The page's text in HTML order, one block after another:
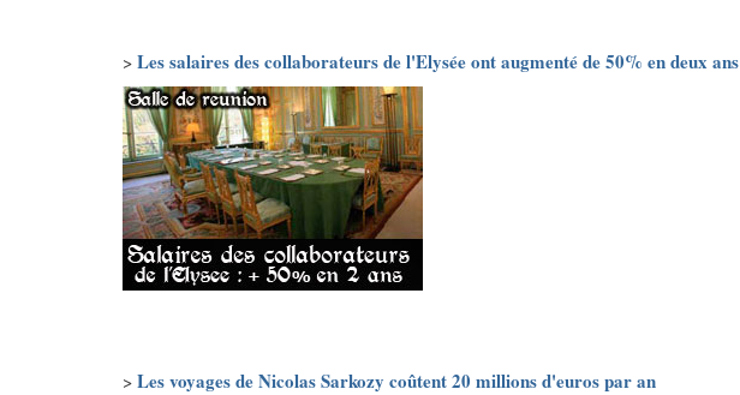
> Les salaires des collaborateurs de l'Elysée ont augmenté de 50% en deux ans
> Les voyages de Nicolas Sarkozy coûtent 20 millions d'euros par an